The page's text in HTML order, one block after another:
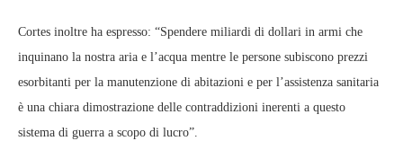
Cortes inoltre ha espresso: “Spendere miliardi di dollari in armi che
inquinano la nostra aria e l’acqua mentre le persone subiscono prezzi
esorbitanti per la manutenzione di abitazioni e per l’assistenza sanitaria
è una chiara dimostrazione delle contraddizioni inerenti a questo
sistema di guerra a scopo di lucro”.